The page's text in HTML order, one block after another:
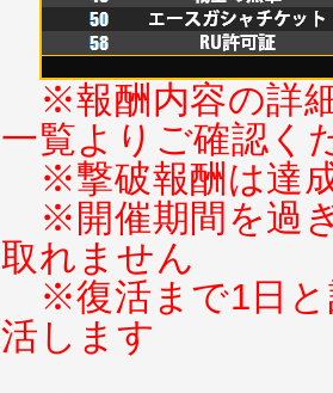
※報酬内容の詳
一覧よりご確認く
※撃破報酬は達
※開催期間を過
取れません
※復活まで1日
活します